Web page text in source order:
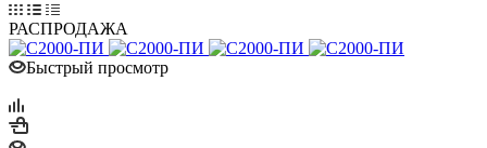
РАСПРОДАЖА
Быстрый просмотр